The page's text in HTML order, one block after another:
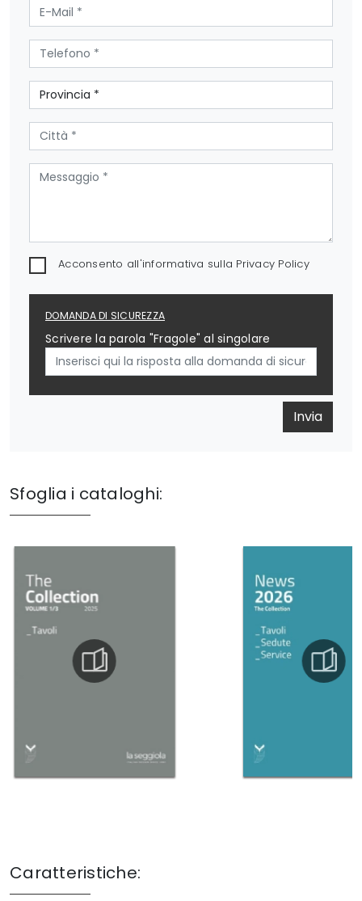
Acconsento all'informativa sulla Privacy Policy
DOMANDA DI SICUREZZA
Scrivere la parola "Fragole" al singolare
Invia
Sfoglia i cataloghi:
Caratteristiche: